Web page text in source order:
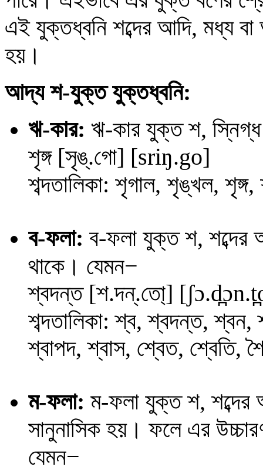
এই যুক্তধ্বনি শব্দের আদি, মধ্য বা
হয়।
আদ্য শ-যুক্ত যুক্তধ্বনি:
ঋ-কার: ঋ-কার যুক্ত শ,
শৃঙ্গ[সৃঙ্.গো] [sriŋ.go]
শব্দতালিকা: শৃগাল, শৃঙ্খল, শৃঙ্গ,
ব-ফলা: ব-ফলা যুক্ত শ, শব্দের
থাকে। যেমন−
শ্বদন্ত [শ.দন্.তো্] [ʃɔ.d̪ɔn.t̪
শব্দতালিকা: শ্ব, শ্বদন্ত,
শ্বাপদ, শ্বাস, শ্বেত, শ্বেতি,
ম-ফলা: ম-ফলা যুক্ত শ,
সানুনাসিক হয়। ফলে এর
যেমন−